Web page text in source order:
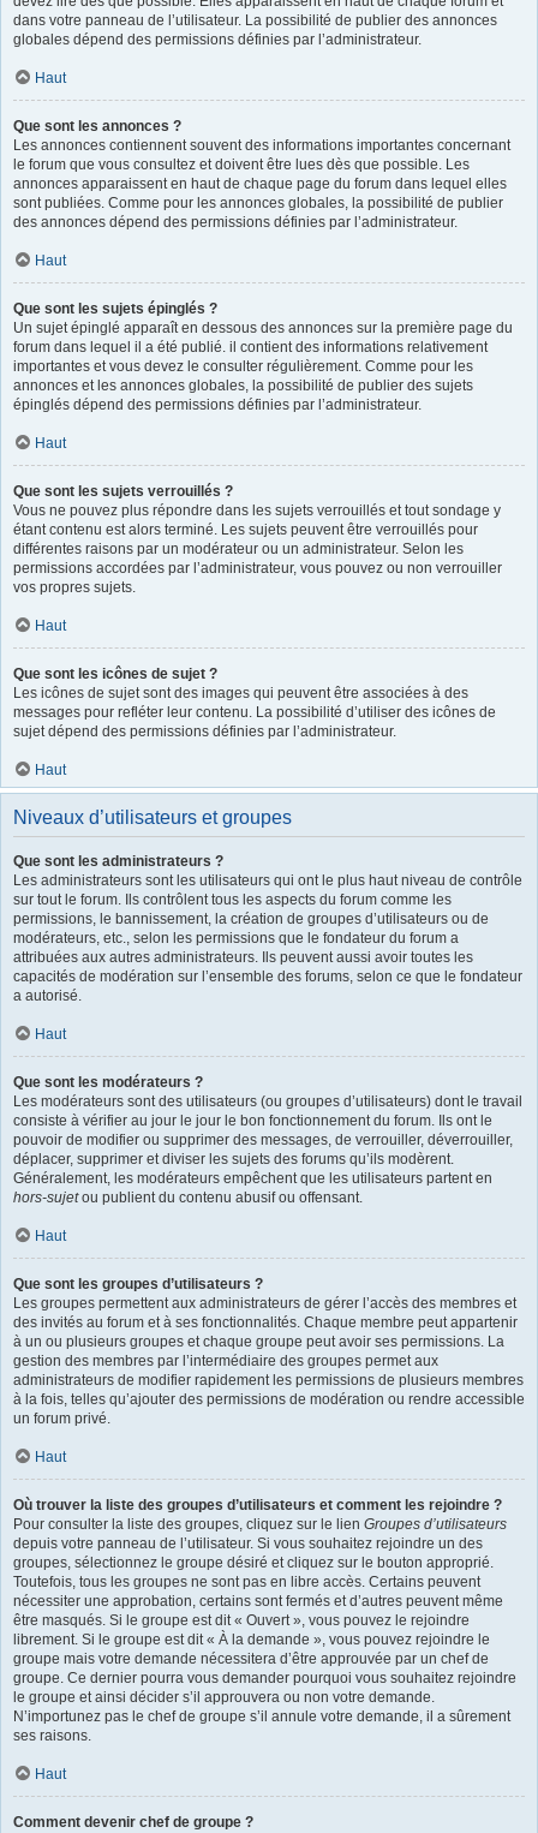
dans votre panneau de l’utilisateur. La possibilité de publier des annonces
globales dépend des permissions définies par l’administrateur.
Haut
Que sont les annonces ?
Les annonces contiennent souvent des informations importantes concernant
le forum que vous consultez et doivent être lues dès que possible. Les
annonces apparaissent en haut de chaque page du forum dans lequel elles
sont publiées. Comme pour les annonces globales, la possibilité de publier
des annonces dépend des permissions définies par l’administrateur.
Haut
Que sont les sujets épinglés ?
Un sujet épinglé apparaît en dessous des annonces sur la première page du
forum dans lequel il a été publié. il contient des informations relativement
importantes et vous devez le consulter régulièrement. Comme pour les
annonces et les annonces globales, la possibilité de publier des sujets
épinglés dépend des permissions définies par l’administrateur.
Haut
Que sont les sujets verrouillés ?
Vous ne pouvez plus répondre dans les sujets verrouillés et tout sondage y
étant contenu est alors terminé. Les sujets peuvent être verrouillés pour
différentes raisons par un modérateur ou un administrateur. Selon les
permissions accordées par l’administrateur, vous pouvez ou non verrouiller
vos propres sujets.
Haut
Que sont les icônes de sujet ?
Les icônes de sujet sont des images qui peuvent être associées à des
messages pour refléter leur contenu. La possibilité d’utiliser des icônes de
sujet dépend des permissions définies par l’administrateur.
Haut
Niveaux d’utilisateurs et groupes
Que sont les administrateurs ?
Les administrateurs sont les utilisateurs qui ont le plus haut niveau de contrôle
sur tout le forum. Ils contrôlent tous les aspects du forum comme les
permissions, le bannissement, la création de groupes d’utilisateurs ou de
modérateurs, etc., selon les permissions que le fondateur du forum a
attribuées aux autres administrateurs. Ils peuvent aussi avoir toutes les
capacités de modération sur l’ensemble des forums, selon ce que le fondateur
a autorisé.
Haut
Que sont les modérateurs ?
Les modérateurs sont des utilisateurs (ou groupes d’utilisateurs) dont le travail
consiste à vérifier au jour le jour le bon fonctionnement du forum. Ils ont le
pouvoir de modifier ou supprimer des messages, de verrouiller, déverrouiller,
déplacer, supprimer et diviser les sujets des forums qu’ils modèrent.
Généralement, les modérateurs empêchent que les utilisateurs partent en
hors-sujetou publient du contenu abusif ou offensant.
Haut
Que sont les groupes d’utilisateurs ?
Les groupes permettent aux administrateurs de gérer l’accès des membres et
des invités au forum et à ses fonctionnalités. Chaque membre peut appartenir
à un ou plusieurs groupes et chaque groupe peut avoir ses permissions. La
gestion des membres par l’intermédiaire des groupes permet aux
administrateurs de modifier rapidement les permissions de plusieurs membres
à la fois, telles qu’ajouter des permissions de modération ou rendre accessible
un forum privé.
Haut
Où trouver la liste des groupes d’utilisateurs et comment les rejoindre ?
Pour consulter la liste des groupes, cliquez sur le lien Groupes d’utilisateurs
depuis votre panneau de l’utilisateur. Si vous souhaitez rejoindre un des
groupes, sélectionnez le groupe désiré et cliquez sur le bouton approprié.
Toutefois, tous les groupes ne sont pas en libre accès. Certains peuvent
nécessiter une approbation, certains sont fermés et d’autres peuvent même
être masqués. Si le groupe est dit « Ouvert », vous pouvez le rejoindre
librement. Si le groupe est dit « À la demande », vous pouvez rejoindre le
groupe mais votre demande nécessitera d’être approuvée par un chef de
groupe. Ce dernier pourra vous demander pourquoi vous souhaitez rejoindre
le groupe et ainsi décider s’il approuvera ou non votre demande.
N’importunez pas le chef de groupe s’il annule votre demande, il a sûrement
ses raisons.
Haut
Comment devenir chef de groupe ?